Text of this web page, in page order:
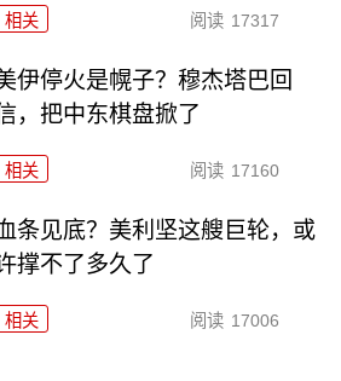
相关 阅读 17317
伊停火是幌子？穆杰塔巴回
，把中东棋盘掀了
相关 阅读 17160
条见底？美利坚这艘巨轮，或
撑不了多久了
相关 阅读 17006